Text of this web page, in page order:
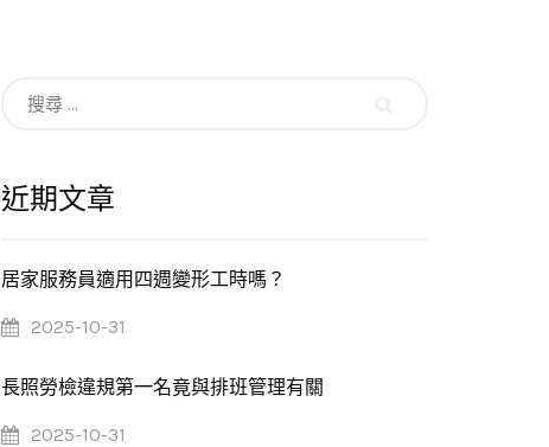
近期文章
居家服務員適用四週變形工時嗎？
2025-10-31
長照勞檢違規第一名竟與排班管理有關
2025-10-31